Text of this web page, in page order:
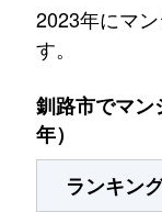
2023年にマ
す。
釧路市でマン
年）
ランキン